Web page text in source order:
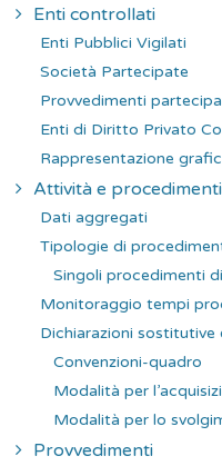
Enti controllati
Enti Pubblici Vigilati
Società Partecipate
Provvedimenti
Enti di Diritto Privato
Rappresentazione
Attività e procedimenti
Dati aggregati
Tipologie di
Singoli procedimenti
Monitoraggio tempi
Dichiarazioni sostitutive
Convenzioni-quadro
Modalità per
Modalità per lo
Provvedimenti